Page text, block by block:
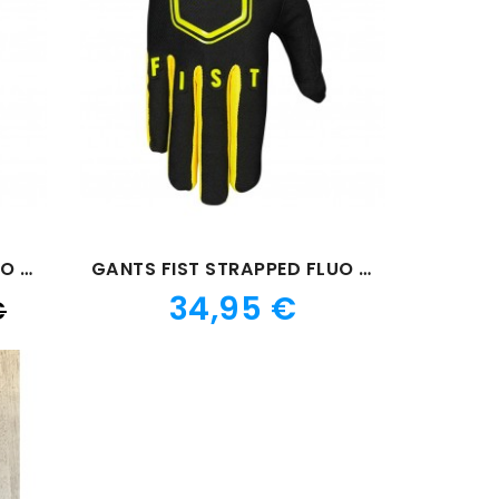
GANTS FIST STRAPPED FLUO VERT
Prix
de
base
GANTS FIST STRAPPED FLUO JAUNE
Prix
34,95 €